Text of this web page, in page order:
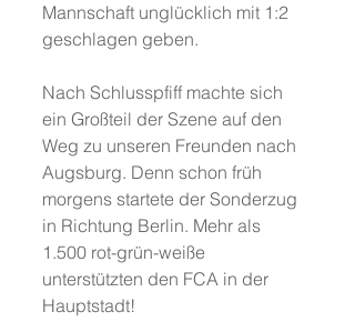
Mannschaft unglücklich mit 1:2
geschlagen geben.
Nach Schlusspfiff machte sich
ein Großteil der Szene auf den
Weg zu unseren Freunden nach
Augsburg. Denn schon früh
morgens startete der Sonderzug
in Richtung Berlin. Mehr als
1.500 rot-grün-weiße
unterstützten den FCA in der
Hauptstadt!